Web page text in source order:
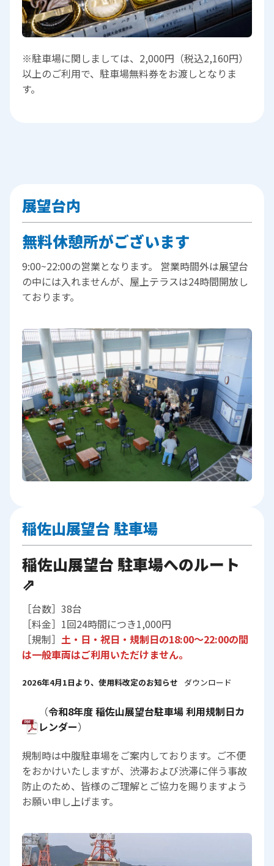
※駐車場に関しましては、2,000円（税込2,160円）
以上のご利用で、駐車場無料券をお渡しとなりま
す。
展望台内
無料休憩所がございます
9:00~22:00の営業となります。 営業時間外は展望台
の中には入れませんが、屋上テラスは24時間開放し
ております。
稲佐山展望台 駐車場
稲佐山展望台 駐車場へのルート
⇗
［台数］38台
［料金］1回24時間につき1,000円
［規制］ 土・日・祝日・規制日の18:00～22:00の間
は一般車両はご利用いただけません。
2026年4月1日より、使用料改定のお知らせ ダウンロード
（令和8年度 稲佐山展望台駐車場 利用規制日カ
レンダー）
規制時は中腹駐車場をご案内しております。ご不便
をおかけいたしますが、渋滞および渋滞に伴う事故
防止のため、皆様のご理解とご協力を賜りますよう
お願い申し上げます。